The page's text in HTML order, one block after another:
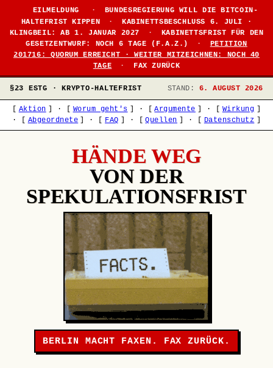
EILMELDUNG ·
BUNDESREGIERUNG WILL DIE BITCOIN-
HALTEFRIST KIPPEN
·
KABINETTSBESCHLUSS 6. JULI ·
KLINGBEIL: AB 1. JANUAR 2027
·
KABINETTSFRIST FÜR DEN
GESETZENTWURF: NOCH 6 TAGE (F.A.Z.)
·
PETITION
201716: QUORUM ERREICHT · WEITER MITZEICHNEN: NOCH 40
TAGE
· FAX ZURÜCK
§23 ESTG · KRYPTO-HALTEFRIST STAND: 6. AUGUST 2026
Aktion · Worum geht's · Argumente · Wirkung
·
Abgeordnete · FAQ · Quellen · Datenschutz
HÄNDE WEG
VON DER
SPEKULATIONSFRIST
BERLIN MACHT FAXEN. FAX ZURÜCK.